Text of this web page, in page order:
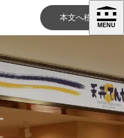
本文へ移動